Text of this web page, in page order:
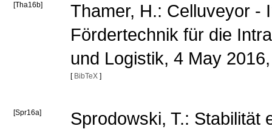
[Tha16b]
Thamer, H.: Celluveyor -
Fördertechnik für die
und Logistik, 4 May
[ BibTeX ]
[Spr16a]
Sprodowski, T.: Stabilität